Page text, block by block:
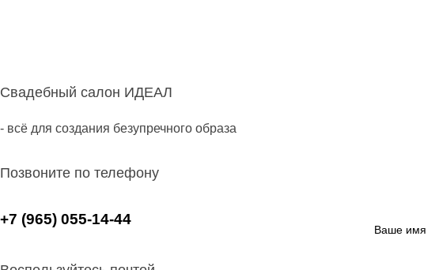
Свадебный салон ИДЕАЛ
- всё для создания безупречного образа
Позвоните по телефону
+7 (965) 055-14-44